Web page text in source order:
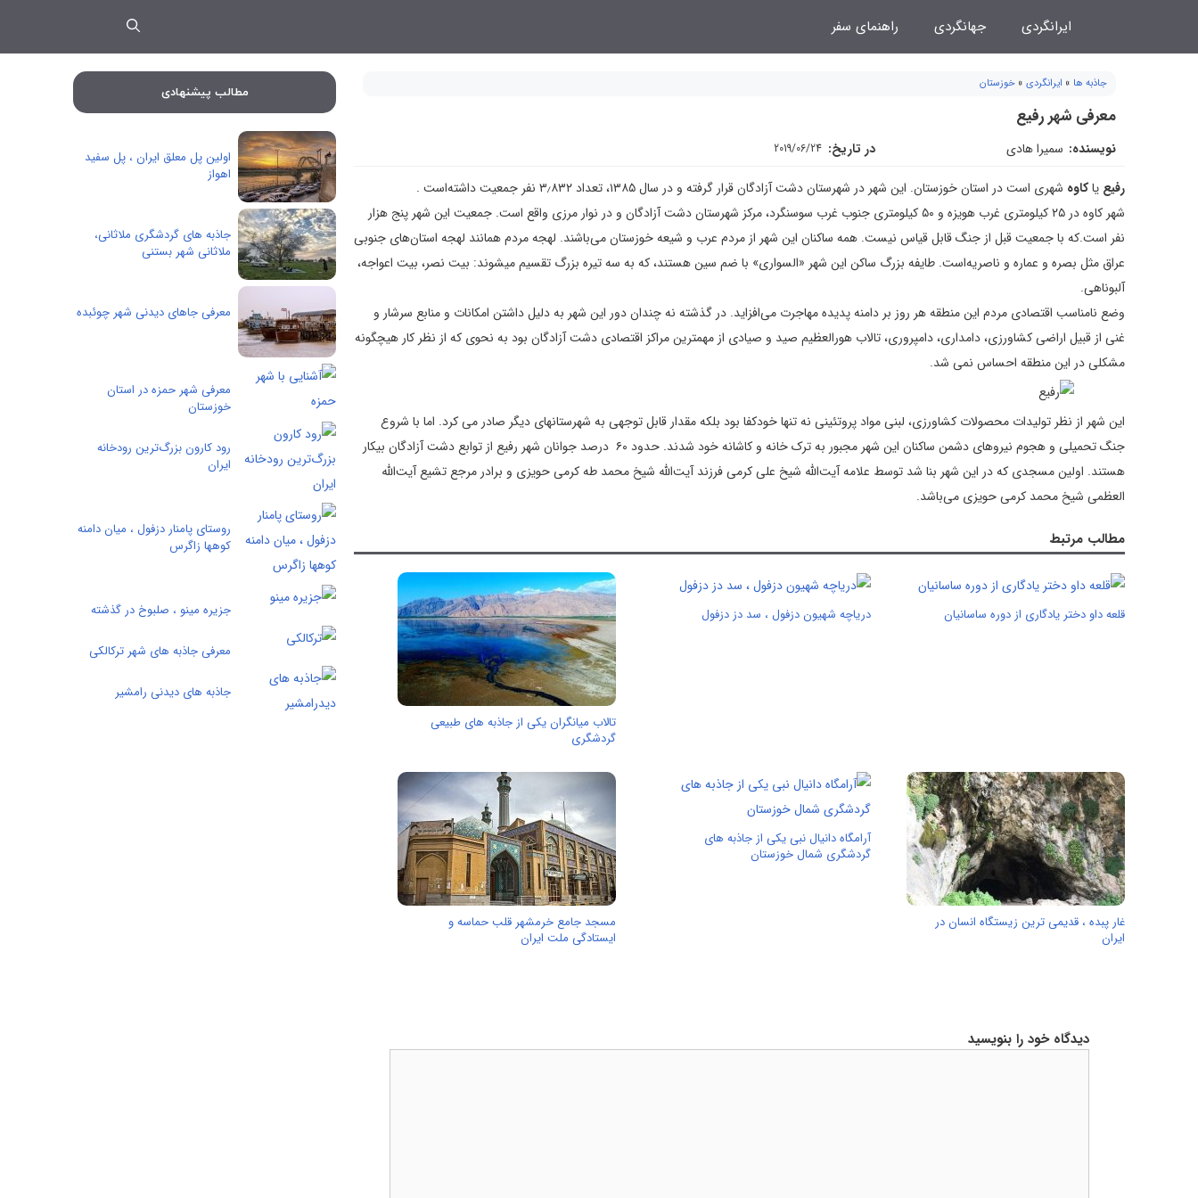
ایرانگردی جهانگردی راهنمای سفر
جاذبه ها » ایرانگردی » خوزستان
معرفی شهر رفیع
نویسنده: سمیرا هادی در تاریخ: 2019/06/24
رفیع یاکاوه شهری است در استان خوزستان. این شهر در شهرستان دشت آزادگان قرار گرفته و در سال ۱۳۸۵، تعداد ۳٫۸۳۲ نفر جمعیت داشته‌است .
شهر کاوه در ‪ ۲۵‬کیلومتری غرب هویزه و ۵۰‬ کیلومتری جنوب غرب سوسنگرد، مرکز شهرستان دشت آزادگان و در نوار مرزی واقع است. جمعیت این شهر پنج هزار
نفر است.که با جمعیت قبل از جنگ قابل قیاس نیست. همه ساکنان این شهر از مردم عرب و شیعه خوزستان می‌باشند. لهجه مردم همانند لهجه استان‌های جنوبی
عراق مثل بصره و عماره و ناصریه‌است. طایفه بزرگ ساکن این شهر «السواری» با ضم سین هستند، که به سه تیره بزرگ تقسیم میشوند: بیت نصر، بیت اعواجه،
آلبوناهی.
وضع نامناسب اقتصادی مردم این منطقه هر روز بر دامنه پدیده مهاجرت می‌افزاید. در گذشته‌ نه‌ چندان‌ دور این‌ ش‍هر به‌ دلیل‌ داشتن‌ امکانات‌ و منابع‌ سرش‍ار و
غنی‌ از قبیل‌ اراضی‌ کش‍اورزی، دامداری‌، دامپروری، تالاب‌ هورالعظیم‌ صید و صیادی‌ از مهمترین‌ مراکز اقتصادی‌ دشت‌ آزادگان‌ بود به‌ نحوی‌ که‌ از نظر کار هیچگونه‌
مش‍کلی‌ در این‌ منطقه‌ احساس‌ نمی‌ شد.
این شهر از نظر تولیدات‌ محصولات‌ کش‍اورزی، لبنی‌ مواد پروتئینی‌ نه‌ تنه‍ا خودکفا بود بلکه‌ مقدار قابل‌ توج‍ه‍ی‌ به‌ ش‍هرستانه‍ای دیگر صادر می‌ کرد. اما با شروع‌
جنگ‌ تحمیلی‌ و هج‍وم‌ نیروه‍ای‌ دشمن‌ ساکنان‌ این‌ ش‍هر مج‍بور به‌ ترک‌ خانه‌ و کاش‍انه‌ خود شدند. حدود ‪ ۶۰‬ درصد جوانان شهر رفیع از توابع دشت آزادگان بیکار
هستند. اولین مسجدی که در این شهر بنا شد توسط علامه آیت‌الله شیخ علی کرمی فرزند آیت‌الله شیخ محمد طه کرمی حویزی و برادر مرجع تشیع آیت‌الله
العظمی شیخ محمد کرمی حویزی می‌باشد.
مطالب مرتبط
قلعه داو دختر یادگاری از دوره ساسانیان دریاچه شهیون دزفول ، سد دز دزفول
تالاب میانگران یکی از جاذبه های طبیعی
گردشگری
غار پبده ، قدیمی ترین زیستگاه انسان در
ایران
آرامگاه دانیال نبی یکی از جاذبه های
گردشگری شمال خوزستان
مسجد جامع خرمشهر قلب حماسه و
ایستادگی ملت ایران
دیدگاه خود را بنویسید
مطالب پیشنهادی
اولین پل معلق ایران ، پل سفید
اهواز
جاذبه های گردشگری ملاثانی،
ملاثانی شهر بستنی
معرفی جاهای دیدنی شهر چوئبده
معرفی شهر حمزه در استان
خوزستان
رود کارون بزرگ‌ترین رودخانه
ایران
روستای پامنار دزفول ، میان دامنه
کوهها زاگرس
جزیره مینو ، صلبوخ در گذشته
معرفی جاذبه های شهر ترکالکی
جاذبه های دیدنی رامشیر